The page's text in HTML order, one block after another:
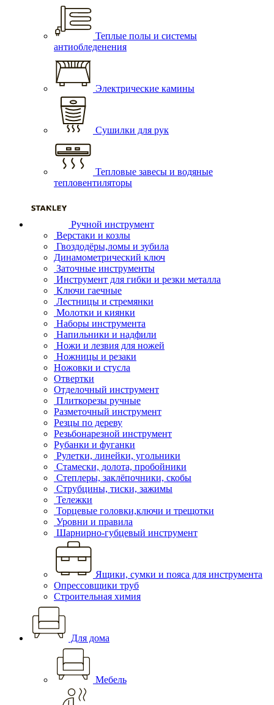
Теплые полы и системы
антиобледенения
Электрические камины
Сушилки для рук
Тепловые завесы и водяные
тепловентиляторы
Ручной инструмент
Верстаки и козлы
Гвоздодёры,ломы и зубила
Динамометрический ключ
Заточные инструменты
Инструмент для гибки и резки металла
Ключи гаечные
Лестницы и стремянки
Молотки и киянки
Наборы инструмента
Напильники и надфили
Ножи и лезвия для ножей
Ножницы и резаки
Ножовки и стусла
Отвертки
Отделочный инструмент
Плиткорезы ручные
Разметочный инструмент
Резцы по дереву
Резьбонарезной инструмент
Рубанки и фуганки
Рулетки, линейки, угольники
Стамески, долота, пробойники
Степлеры, заклёпочники, скобы
Струбцины, тиски, зажимы
Тележки
Торцевые головки,ключи и трещотки
Уровни и правила
Шарнирно-губцевый инструмент
Ящики, сумки и пояса для инструмента
Опрессовщики труб
Строительная химия
Для дома
Мебель